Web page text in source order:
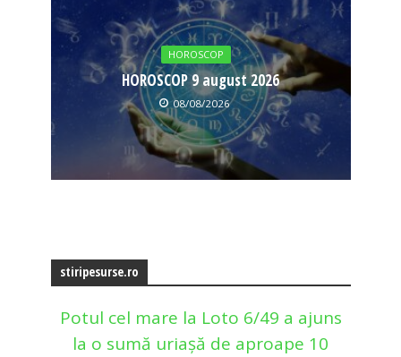
HOROSCOP
HOROSCOP 9 august 2026
08/08/2026
stiripesurse.ro
Potul cel mare la Loto 6/49 a ajuns
la o sumă uriașă de aproape 10